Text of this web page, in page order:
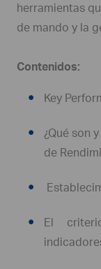
herramientas
de mando y la
Contenidos:
Key
¿Qué son
de
El